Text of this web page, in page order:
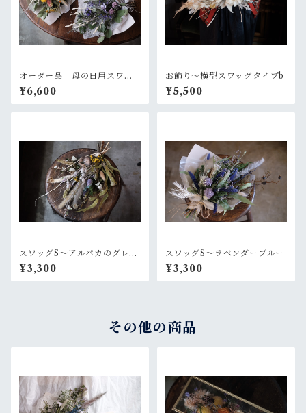
オーダー品 母の日用スワッ
グ2個セット
¥6,600
お飾り〜横型スワッグタイプb
¥5,500
スワッグS〜アルパカのグレー
なセーター
¥3,300
スワッグS〜ラベンダーブルー
¥3,300
その他の商品